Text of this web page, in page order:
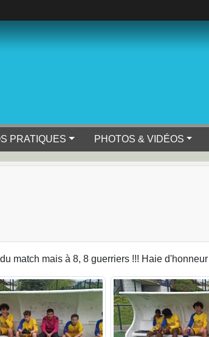
PRATIQUES PHOTOS & VIDÉOS
match mais à 8, 8 guerriers !!! Haie